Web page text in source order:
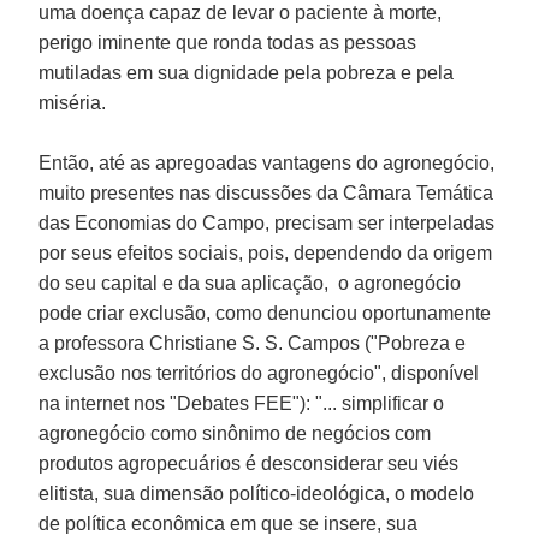
uma doença capaz de levar o paciente à morte,
perigo iminente que ronda todas as pessoas
mutiladas em sua dignidade pela pobreza e pela
miséria.
Então, até as apregoadas vantagens do agronegócio,
muito presentes nas discussões da Câmara Temática
das Economias do Campo, precisam ser interpeladas
por seus efeitos sociais, pois, dependendo da origem
do seu capital e da sua aplicação, o agronegócio
pode criar exclusão, como denunciou oportunamente
a professoraChristiane S. S. Campos ("Pobreza e
exclusão nos territórios do agronegócio", disponível
na internet nos "Debates FEE"): "... simplificar o
agronegócio como sinônimo de negócios com
produtos agropecuários é desconsiderar seu viés
elitista, sua dimensão político-ideológica, o modelo
de política econômica em que se insere, sua